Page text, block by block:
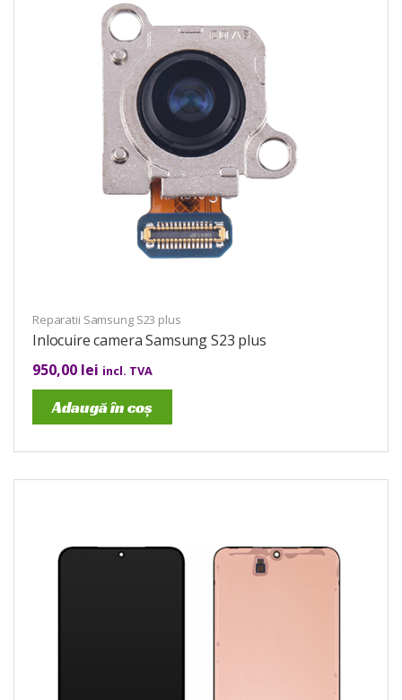
Reparatii Samsung S23 plus
Inlocuire camera Samsung S23 plus
950,00 lei incl. TVA
Adaugă în coș